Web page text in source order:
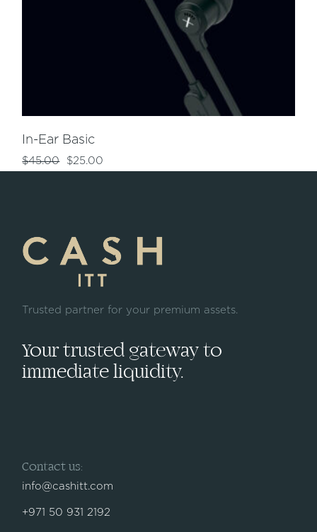
In-Ear Basic
$45.00 $25.00
Trusted partner for your premium assets.
Your trusted gateway to
immediate liquidity.
Contact us:
info@cashitt.com
+971 50 931 2192